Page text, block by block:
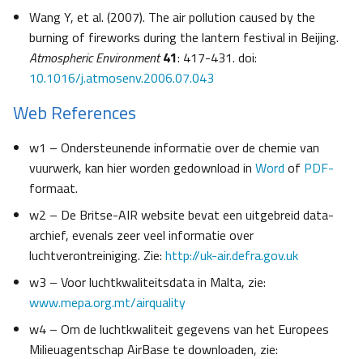
Wang Y, et al. (2007). The air pollution caused by the
burning of fireworks during the lantern festival in Beijing.
Atmospheric Environment41: 417-431. doi:
10.1016/j.atmosenv.2006.07.043
Web References
w1 – Ondersteunende informatie over de chemie van
vuurwerk, kan hier worden gedownload in Word of PDF-
formaat.
w2 – De Britse-AIR website bevat een uitgebreid data-
archief, evenals zeer veel informatie over
luchtverontreiniging. Zie: http://uk-air.defra.gov.uk
w3 – Voor luchtkwaliteitsdata in Malta, zie:
www.mepa.org.mt/airquality
w4 – Om de luchtkwaliteit gegevens van het Europees
Milieuagentschap AirBase te downloaden, zie: